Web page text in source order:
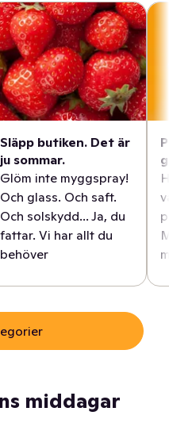
Släpp butiken. Det är
ju sommar.
Glöm inte myggspray!
Och glass. Och saft.
Och solskydd... Ja, du
fattar. Vi har allt du
behöver
middagar